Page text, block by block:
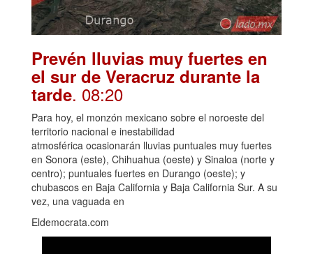
Prevén lluvias muy fuertes en
el sur de Veracruz durante la
tarde. 08:20
Para hoy, el monzón mexicano sobre el noroeste del
territorio nacional e inestabilidad
atmosférica ocasionarán lluvias puntuales muy fuertes
en Sonora (este), Chihuahua (oeste) y Sinaloa (norte y
centro); puntuales fuertes en Durango (oeste); y
chubascos en Baja California y Baja California Sur. A su
vez, una vaguada en
Eldemocrata.com